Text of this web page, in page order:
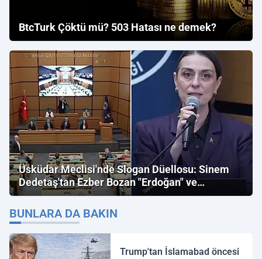
BtcTurk Çöktü mü? 503 Hatası ne demek?
Üsküdar Meclisi'nde Slogan Düellosu: Sinem
Dedetaş'tan Ezber Bozan "Erdoğan" ve
"İmamoğlu" Çıkışı!
BUNLARA DA BAKIN
Trump'tan İslamabad öncesi